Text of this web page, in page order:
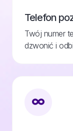
Telefon
Twój numer
dzwonić i